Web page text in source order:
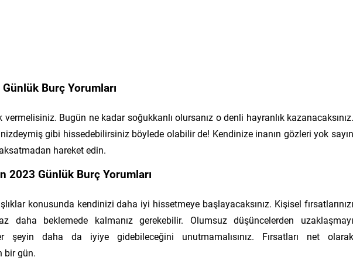
Burç Yorumları
Bugün ne kadar soğukkanlı olursanız o denli hayranlık kazanacaksınız.
gibi hissedebilirsiniz böylede olabilir de! Kendinize inanın gözleri yok sayın
hareket edin.
2023 Günlük Burç Yorumları
konusunda kendinizi daha iyi hissetmeye başlayacaksınız. Kişisel fırsatlarınızı
daha beklemede kalmanız gerekebilir. Olumsuz düşüncelerden uzaklaşmayı
şeyin daha da iyiye gidebileceğini unutmamalısınız. Fırsatları net olarak
bir gün.